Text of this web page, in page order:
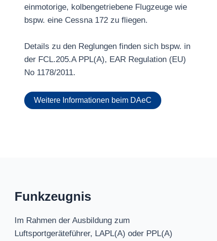
einmotorige, kolbengetriebene Flugzeuge wie
bspw. eine Cessna 172 zu fliegen.
Details zu den Reglungen finden sich bspw. in
der FCL.205.A PPL(A), EAR Regulation (EU)
No 1178/2011.
Weitere Informationen beim DAeC
Funkzeugnis
Im Rahmen der Ausbildung zum
Luftsportgeräteführer, LAPL(A) oder PPL(A)